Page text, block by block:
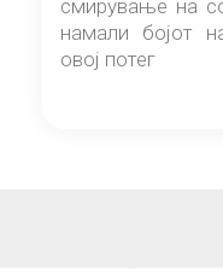
смирување на
намали бојот
овој потег